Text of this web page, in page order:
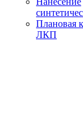
Плановая
ЛКП